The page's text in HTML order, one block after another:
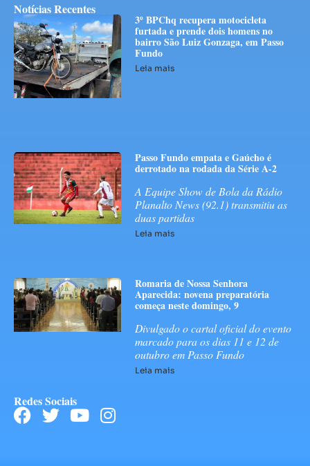
Notícias Recentes
3º BPChq recupera motocicleta
furtada e prende dois homens no
bairro São Luiz Gonzaga, em Passo
Fundo
Leia mais
Passo Fundo empata e Gaúcho é
derrotado na rodada da Série A-2
A Equipe Show de Bola da Rádio
Planalto News (92.1) transmitiu as
duas partidas
Leia mais
Romaria de Nossa Senhora
Aparecida: novena preparatória
começa neste domingo, 9
Divulgado o cartal oficial do evento
marcado para os dias 11 e 12 de
outubro em Passo Fundo
Leia mais
Redes Sociais